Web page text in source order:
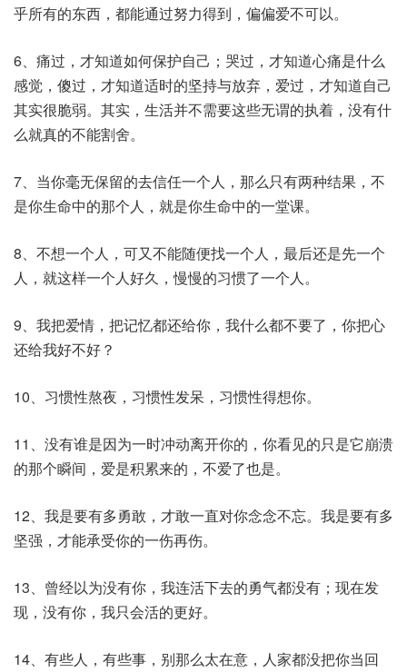
乎所有的东西，都能通过努力得到，偏偏爱不可以。
6、痛过，才知道如何保护自己；哭过，才知道心痛是什么
感觉，傻过，才知道适时的坚持与放弃，爱过，才知道自己
其实很脆弱。其实，生活并不需要这些无谓的执着，没有什
么就真的不能割舍。
7、当你毫无保留的去信任一个人，那么只有两种结果，不
是你生命中的那个人，就是你生命中的一堂课。
8、不想一个人，可又不能随便找一个人，最后还是先一个
人，就这样一个人好久，慢慢的习惯了一个人。
9、我把爱情，把记忆都还给你，我什么都不要了，你把心
还给我好不好？
10、习惯性熬夜，习惯性发呆，习惯性得想你。
11、没有谁是因为一时冲动离开你的，你看见的只是它崩溃
的那个瞬间，爱是积累来的，不爱了也是。
12、我是要有多勇敢，才敢一直对你念念不忘。我是要有多
坚强，才能承受你的一伤再伤。
13、曾经以为没有你，我连活下去的勇气都没有；现在发
现，没有你，我只会活的更好。
14、有些人，有些事，别那么太在意，人家都没把你当回